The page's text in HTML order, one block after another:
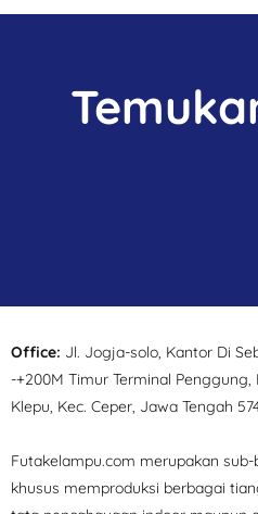
Office: Jl. Jogja-solo, Kantor Di
-+200M Timur Terminal Penggung,
Klepu, Kec. Ceper, Jawa Tengah
Futakelampu.com merupakan
khusus memproduksi berbagai